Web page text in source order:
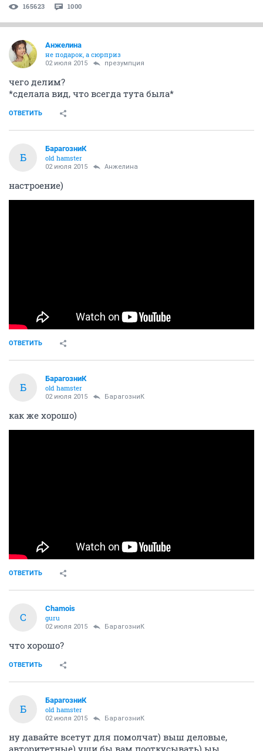
165623 1000
Aнжелина
не подарок, а сюрприз
02 июля 2015 презумпция
чего делим?
*сделала вид, что всегда тута была*
ОТВЕТИТЬ
Б
БарагозниК
old hamster
02 июля 2015 Aнжелина
настроение)
ОТВЕТИТЬ
Б
БарагозниК
old hamster
02 июля 2015 БарагозниК
как же хорошо)
ОТВЕТИТЬ
C
Chamois
guru
02 июля 2015 БарагозниК
что хорошо?
ОТВЕТИТЬ
Б
БарагозниК
old hamster
02 июля 2015 БарагозниК
ну давайте всетут для помолчат) выш деловые,
авторитетные) уши бы вам пооткусывать) ыы